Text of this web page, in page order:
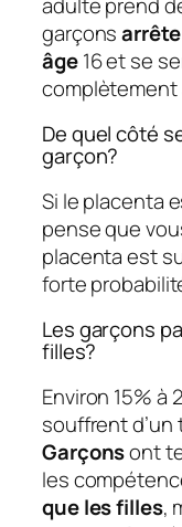
garçons
âge16 et se
complètement
De quel côté
garçon?
Si le placenta
pense que
placenta est
forte
Les garçons
filles?
Environ 15%
souffrent d’un
Garçonsont
les
que les filles,